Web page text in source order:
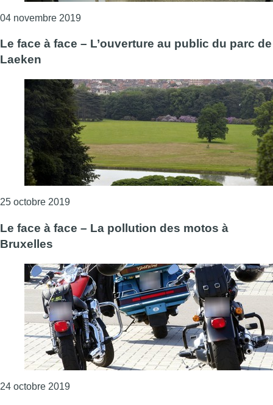
04 novembre 2019Consulter l'article "Le face à face – Les
Le face à face – L’ouverture au public du parc de
Laeken
25 octobre 2019Consulter l'article "Le face à face –
Le face à face – La pollution des motos à
Bruxelles
24 octobre 2019Consulter l'article "Le face à face – La